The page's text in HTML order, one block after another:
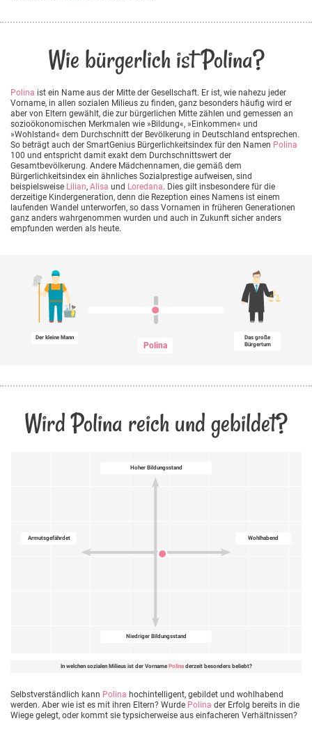
Wie bürgerlich ist Polina?
Polina ist ein Name aus der Mitte der Gesellschaft. Er ist, wie nahezu jeder
Vorname, in allen sozialen Milieus zu finden, ganz besonders häufig wird er
aber von Eltern gewählt, die zur bürgerlichen Mitte zählen und gemessen an
sozioökonomischen Merkmalen wie »Bildung«, »Einkommen« und
»Wohlstand« dem Durchschnitt der Bevölkerung in Deutschland entsprechen.
So beträgt auch der SmartGenius Bürgerlichkeitsindex für den Namen Polina
100 und entspricht damit exakt dem Durchschnittswert der
Gesamtbevölkerung. Andere Mädchennamen, die gemäß dem
Bürgerlichkeitsindex ein ähnliches Sozialprestige aufweisen, sind
beispielsweise Lilian, Alisa und Loredana. Dies gilt insbesondere für die
derzeitige Kindergeneration, denn die Rezeption eines Namens ist einem
laufenden Wandel unterworfen, so dass Vornamen in früheren Generationen
ganz anders wahrgenommen wurden und auch in Zukunft sicher anders
empfunden werden als heute.
Der kleine Mann
Polina
Das große
Bürgertum
Wird Polina reich und gebildet?
Hoher Bildungsstand
Wohlhabend
Niedriger Bildungsstand
Armutsgefährdet
In welchen sozialen Milieus ist der Vorname Polinaderzeit besonders beliebt?
Selbstverständlich kann Polina hochintelligent, gebildet und wohlhabend
werden. Aber wie ist es mit ihren Eltern? Wurde Polina der Erfolg bereits in die
Wiege gelegt, oder kommt sie typsicherweise aus einfacheren Verhältnissen?